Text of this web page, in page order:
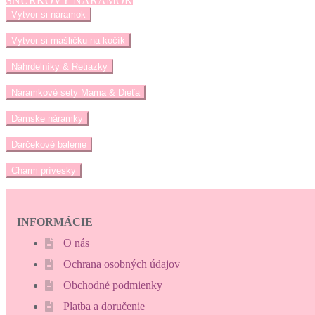
Vytvor si náramok
Vytvor si mašličku na kočík
Náhrdelníky & Retiazky
Náramkové sety Mama & Dieťa
Dámske náramky
Darčekové balenie
Charm prívesky
INFORMÁCIE
O nás
Ochrana osobných údajov
Obchodné podmienky
Platba a doručenie